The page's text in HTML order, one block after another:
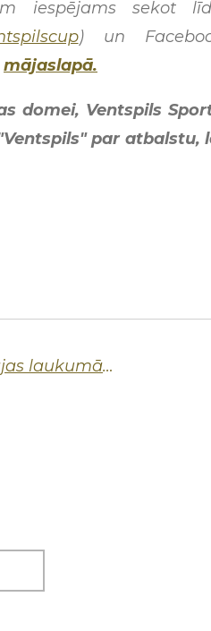
iespējams sekot
) un
mājaslapā.
domei, Ventspils
par atbalstu,
JFK "Ventspils" svin pirmo uzvaru mājas laukumā un turpina nezaudēto spēļu sēriju